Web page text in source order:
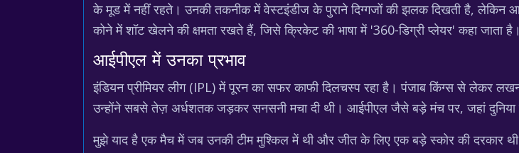
के मूड में नहीं रहते। उनकी तकनीक में वेस्टइंडीज के पुराने दिग्गजों की झलक दिखती है, लेकिन
कोने में शॉट खेलने की क्षमता रखते हैं, जिसे क्रिकेट की भाषा में '360-डिग्री प्लेयर' कहा जाता है।
आईपीएल में उनका प्रभाव
इंडियन प्रीमियर लीग (IPL) में पूरन का सफर काफी दिलचस्प रहा है। पंजाब किंग्स से लेकर
उन्होंने सबसे तेज़ अर्धशतक जड़कर सनसनी मचा दी थी। आईपीएल जैसे बड़े मंच पर, जहां दुनिया के
मुझे याद है एक मैच में जब उनकी टीम मुश्किल में थी और जीत के लिए एक बड़े स्कोर की दरकार